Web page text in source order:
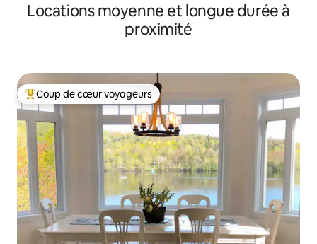
Locations moyenne et longue durée à
proximité
Coups de cœur voyageurs les plus appréciés
Coup de cœur voyageurs